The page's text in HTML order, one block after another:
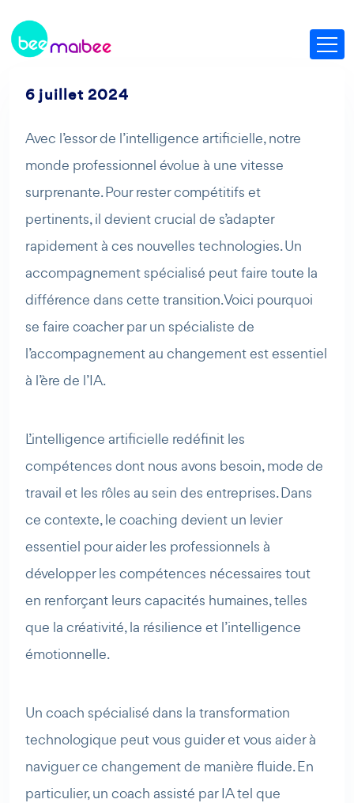
6 juillet 2024
Avec l’essor de l’intelligence artificielle, notre
monde professionnel évolue à une vitesse
surprenante. Pour rester compétitifs et
pertinents, il devient crucial de s’adapter
rapidement à ces nouvelles technologies. Un
accompagnement spécialisé peut faire toute la
différence dans cette transition. Voici pourquoi
se faire coacher par un spécialiste de
l’accompagnement au changement est essentiel
à l’ère de l’IA.
L’intelligence artificielle redéfinit les
compétences dont nous avons besoin, mode de
travail et les rôles au sein des entreprises. Dans
ce contexte, le coaching devient un levier
essentiel pour aider les professionnels à
développer les compétences nécessaires tout
en renforçant leurs capacités humaines, telles
que la créativité, la résilience et l’intelligence
émotionnelle.
Un coach spécialisé dans la transformation
technologique peut vous guider et vous aider à
naviguer ce changement de manière fluide. En
particulier, un coach assisté par IA tel que
Maibee
Bonjour ! Comment puis-je vous aider aujourd'hui ? Voulez-
prendre rendez-vous avec nous ?